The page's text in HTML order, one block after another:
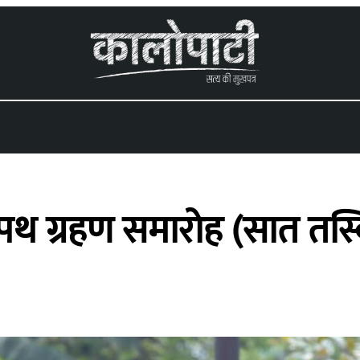
ग्रहण समारोह (सात